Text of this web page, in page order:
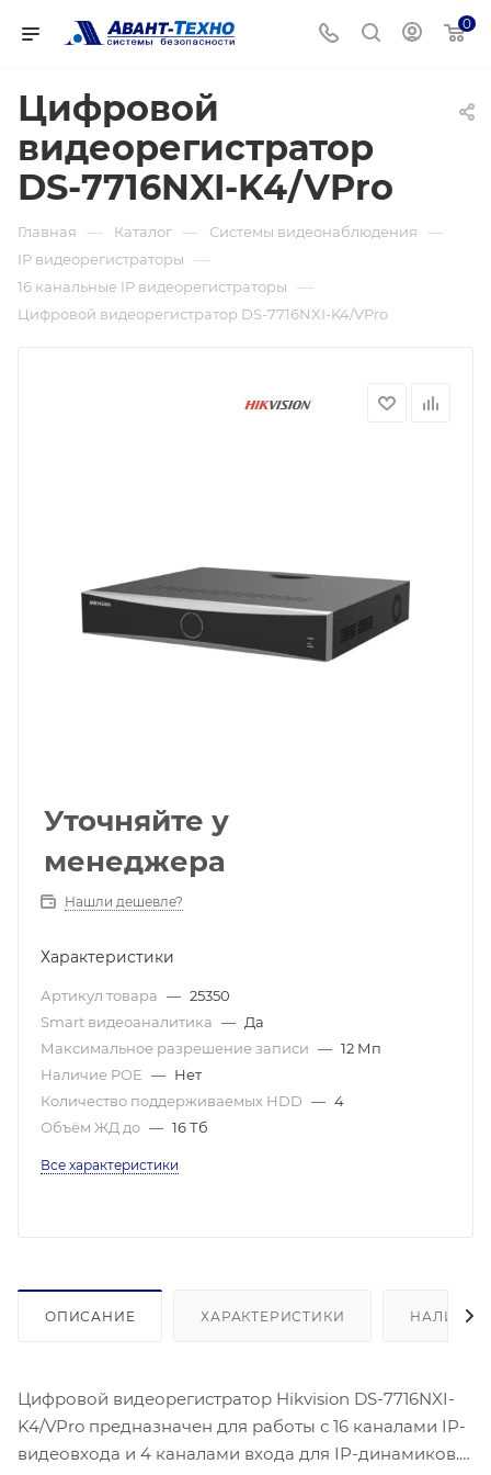
0
Цифровой
видеорегистратор
DS-7716NXI-K4/VPro
Главная — Каталог — Системы видеонаблюдения —
IP видеорегистраторы —
16 канальные IP видеорегистраторы —
Цифровой видеорегистратор DS-7716NXI-K4/VPro
Уточняйте у
менеджера
Нашли дешевле?
Характеристики
Артикул товара — 25350
Smart видеоаналитика — Да
Максимальное разрешение записи — 12 Мп
Наличие POE — Нет
Количество поддерживаемых HDD — 4
Объём ЖД до — 16 Тб
Все характеристики
ОПИСАНИЕ ХАРАКТЕРИСТИКИ НАЛИЧИЕ
Цифровой видеорегистратор Hikvision DS-7716NXI-
K4/VPro предназначен для работы с 16 каналами IP-
видеовхода и 4 каналами входа для IP-динамиков.